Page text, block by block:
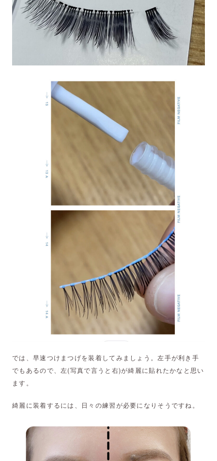
では、早速つけまつげを装着してみましょう。左手が利き手
でもあるので、左(写真で言うと右)が綺麗に貼れたかなと思い
ます。
綺麗に装着するには、日々の練習が必要になりそうですね。